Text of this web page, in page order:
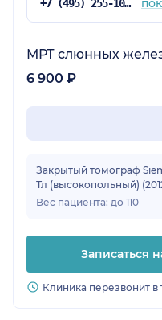
+7 (495) 255-10-78
МРТ слюнных
6 900 ₽
Закрытый томограф
Тл (высокопольный)
Вес пациента: до 110
Записаться
Клиника перезвонит в